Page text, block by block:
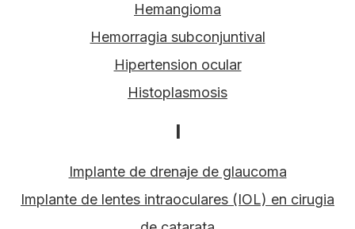
Hemangioma
Hemorragia subconjuntival
Hipertension ocular
Histoplasmosis
I
Implante de drenaje de glaucoma
Implante de lentes intraoculares (IOL) en cirugia